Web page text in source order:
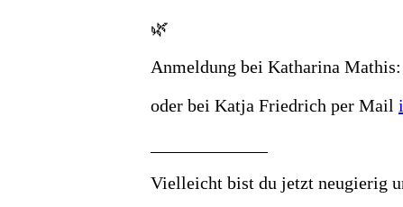
🌿
Anmeldung bei Katharina Mathis:
oder bei Katja Friedrich per Mail
Vielleicht bist du jetzt neugierig